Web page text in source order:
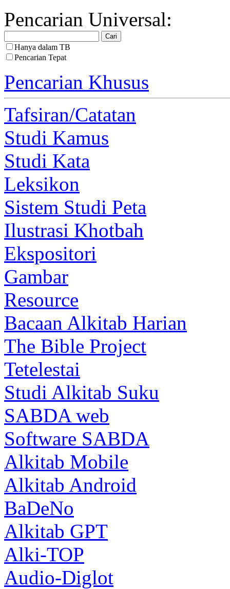
Pencarian Universal:
Hanya dalam TB
Pencarian Tepat
Pencarian Khusus
Tafsiran/Catatan
Studi Kamus
Studi Kata
Leksikon
Sistem Studi Peta
Ilustrasi Khotbah
Ekspositori
Gambar
Resource
Bacaan Alkitab Harian
The Bible Project
Tetelestai
Studi Alkitab Suku
SABDA web
Software SABDA
Alkitab Mobile
Alkitab Android
BaDeNo
Alkitab GPT
Alki-TOP
Audio-Diglot